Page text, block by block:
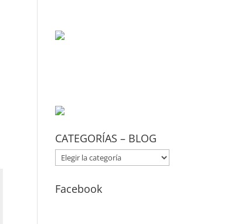
CATEGORÍAS – BLOG
CATEGORÍAS
–
BLOG
Facebook